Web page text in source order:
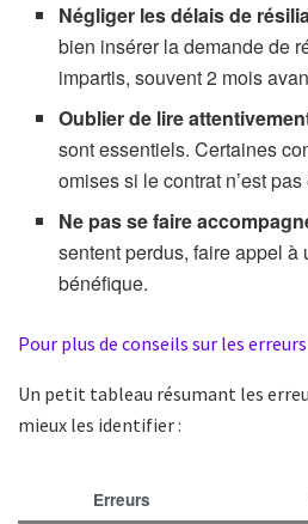
Négliger les délais de
bien insérer la demande de
impartis, souvent 2 mois
Oublier de lire
sont essentiels. Certaines
omises si le contrat n’est
Ne pas se faire
sentent perdus, faire appel à
bénéfique.
Pour plus de conseils sur les
Un petit tableau résumant les
mieux les identifier :
Erreurs